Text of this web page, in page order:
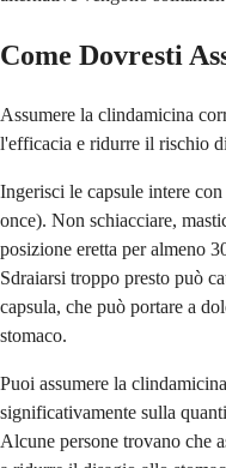
Come Dovresti
Assumere la clindamicina
l'efficacia e ridurre il rischio
Ingerisci le capsule intere
once). Non schiacciare,
posizione eretta per almeno
Sdraiarsi troppo presto può
capsula, che può portare a
stomaco.
Puoi assumere la
significativamente sulla
Alcune persone trovano che